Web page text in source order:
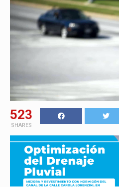
523
SHARES